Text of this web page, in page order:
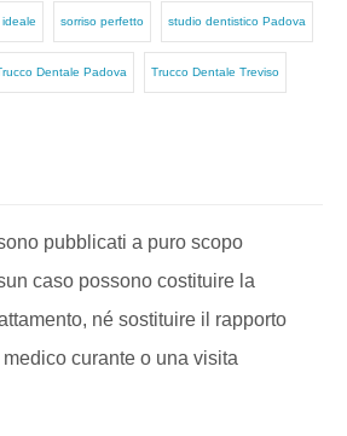
ideale sorriso perfetto studio dentistico Padova
Dentale Padova Trucco Dentale Treviso
pubblicati a puro scopo
caso possono costituire la
né sostituire il rapporto
curante o una visita